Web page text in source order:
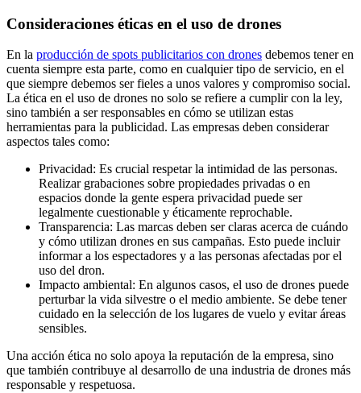
Consideraciones éticas en el uso de drones
En la producción de spots publicitarios con drones debemos tener en
cuenta siempre esta parte, como en cualquier tipo de servicio, en el
que siempre debemos ser fieles a unos valores y compromiso social.
La ética en el uso de drones no solo se refiere a cumplir con la ley,
sino también a ser responsables en cómo se utilizan estas
herramientas para la publicidad. Las empresas deben considerar
aspectos tales como:
Privacidad: Es crucial respetar la intimidad de las personas.
Realizar grabaciones sobre propiedades privadas o en
espacios donde la gente espera privacidad puede ser
legalmente cuestionable y éticamente reprochable.
Transparencia: Las marcas deben ser claras acerca de cuándo
y cómo utilizan drones en sus campañas. Esto puede incluir
informar a los espectadores y a las personas afectadas por el
uso del dron.
Impacto ambiental: En algunos casos, el uso de drones puede
perturbar la vida silvestre o el medio ambiente. Se debe tener
cuidado en la selección de los lugares de vuelo y evitar áreas
sensibles.
Una acción ética no solo apoya la reputación de la empresa, sino
que también contribuye al desarrollo de una industria de drones más
responsable y respetuosa.